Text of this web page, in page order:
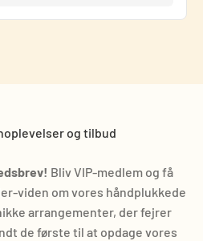
og tilbud
Bliv VIP-medlem og få
viden om vores håndplukkede
arrangementer, der fejrer
de første til at opdage vores